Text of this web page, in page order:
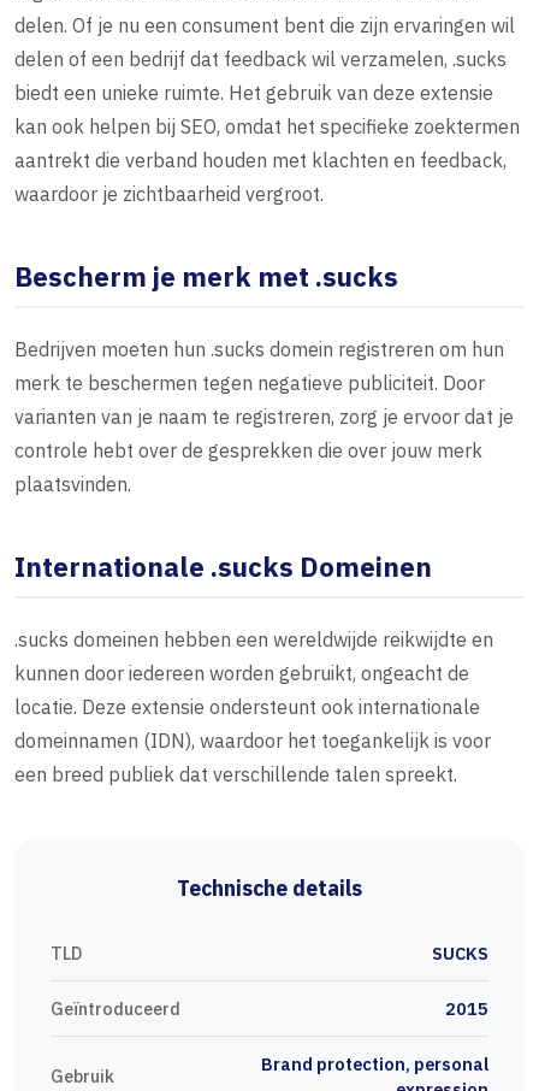
delen. Of je nu een consument bent die zijn ervaringen wil
delen of een bedrijf dat feedback wil verzamelen, .sucks
biedt een unieke ruimte. Het gebruik van deze extensie
kan ook helpen bij SEO, omdat het specifieke zoektermen
aantrekt die verband houden met klachten en feedback,
waardoor je zichtbaarheid vergroot.
Bescherm je merk met .sucks
Bedrijven moeten hun .sucks domein registreren om hun
merk te beschermen tegen negatieve publiciteit. Door
varianten van je naam te registreren, zorg je ervoor dat je
controle hebt over de gesprekken die over jouw merk
plaatsvinden.
Internationale .sucks Domeinen
.sucks domeinen hebben een wereldwijde reikwijdte en
kunnen door iedereen worden gebruikt, ongeacht de
locatie. Deze extensie ondersteunt ook internationale
domeinnamen (IDN), waardoor het toegankelijk is voor
een breed publiek dat verschillende talen spreekt.
Technische details
TLD SUCKS
Geïntroduceerd 2015
Gebruik
Brand protection, personal